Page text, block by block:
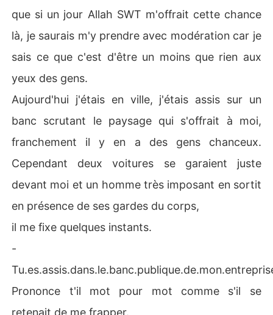
que si un jour Allah SWT m'offrait cette chance
là, je saurais m'y prendre avec modération car je
sais ce que c'est d'être un moins que rien aux
yeux des gens.
Aujourd'hui j'étais en ville, j'étais assis sur un
banc scrutant le paysage qui s'offrait à moi,
franchement il y en a des gens chanceux.
Cependant deux voitures se garaient juste
devant moi et un homme très imposant en sortit
en présence de ses gardes du corps,
il me fixe quelques instants.
-
Prononce t'il mot pour mot comme s'il se
retenait de me frapper.